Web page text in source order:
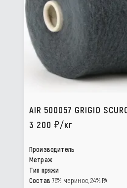
AIR 500057 GRIGIO
3 200
/кг
Производитель
Метраж
Тип пряжи
Состав 76% меринос, 24% РА